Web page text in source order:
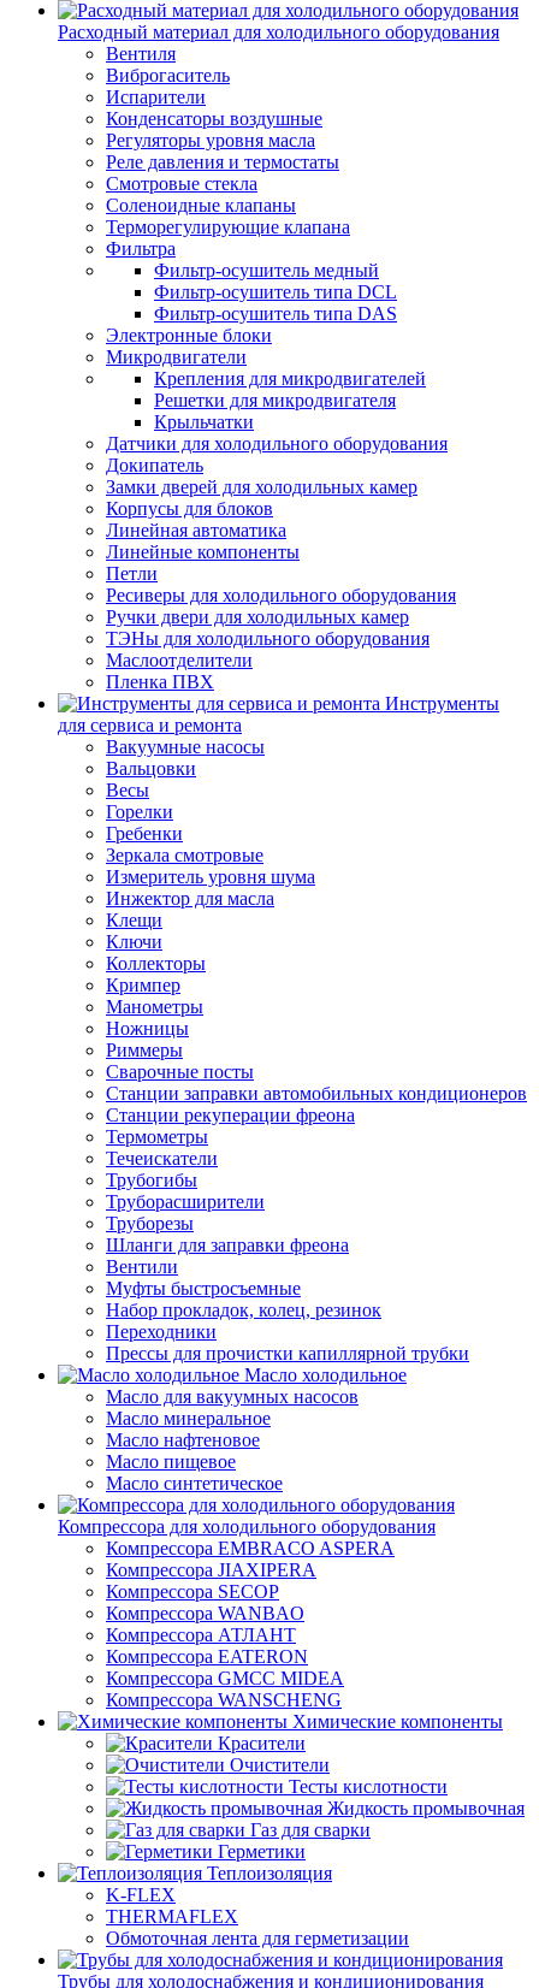
Расходный материал для холодильного оборудования
Вентиля
Виброгаситель
Испарители
Конденсаторы воздушные
Регуляторы уровня масла
Реле давления и термостаты
Смотровые стекла
Соленоидные клапаны
Терморегулирующие клапана
Фильтра
Фильтр-осушитель медный
Фильтр-осушитель типа DCL
Фильтр-осушитель типа DAS
Электронные блоки
Микродвигатели
Крепления для микродвигателей
Решетки для микродвигателя
Крыльчатки
Датчики для холодильного оборудования
Докипатель
Замки дверей для холодильных камер
Корпусы для блоков
Линейная автоматика
Линейные компоненты
Петли
Ресиверы для холодильного оборудования
Ручки двери для холодильных камер
ТЭНы для холодильного оборудования
Маслоотделители
Пленка ПВХ
Инструменты
для сервиса и ремонта
Вакуумные насосы
Вальцовки
Весы
Горелки
Гребенки
Зеркала смотровые
Измеритель уровня шума
Инжектор для масла
Клещи
Ключи
Коллекторы
Кримпер
Манометры
Ножницы
Риммеры
Сварочные посты
Станции заправки автомобильных кондиционеров
Станции рекуперации фреона
Термометры
Течеискатели
Трубогибы
Труборасширители
Труборезы
Шланги для заправки фреона
Вентили
Муфты быстросъемные
Набор прокладок, колец, резинок
Переходники
Прессы для прочистки капиллярной трубки
Масло холодильное
Масло для вакуумных насосов
Масло минеральное
Масло нафтеновое
Масло пищевое
Масло синтетическое
Компрессора для холодильного оборудования
Компрессора EMBRACO ASPERA
Компрессора JIAXIPERA
Компрессора SECOP
Компрессора WANBAO
Компрессора АТЛАНТ
Компрессора EATERON
Компрессора GMCC MIDEA
Компрессора WANSCHENG
Химические компоненты
Красители
Очистители
Тесты кислотности
Жидкость промывочная
Газ для сварки
Герметики
Теплоизоляция
K-FLEX
THERMAFLEX
Обмоточная лента для герметизации
Трубы для холодоснабжения и кондиционирования